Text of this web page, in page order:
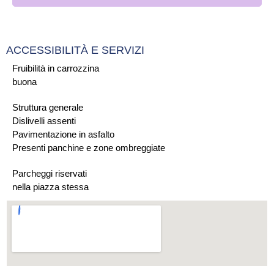
Fruibilità in carrozzina
buona
Struttura generale
Dislivelli assenti
Pavimentazione in asfalto
Presenti panchine e zone ombreggiate
Parcheggi riservati
nella piazza stessa
ACCESSIBILITÀ E SERVIZI